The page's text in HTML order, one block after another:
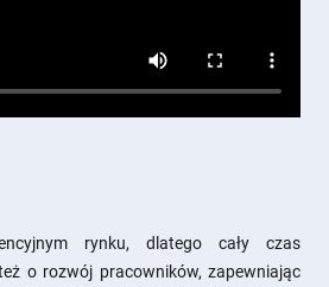
rynku, dlatego cały czas
o rozwój pracowników, zapewniając